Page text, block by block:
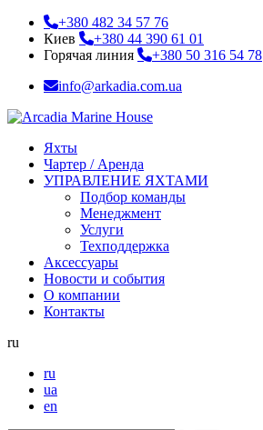
+380 482 34 57 76
Киев
+380 44 390 61 01
Горячая линия
+380 50 316 54 78
info@arkadia.com.ua
Яхты
Чартер / Аренда
УПРАВЛЕНИЕ ЯХТАМИ
Подбор команды
Менеджмент
Услуги
Техподдержка
Аксессуары
Новости и события
О компании
Контакты
ru
ru
ua
en